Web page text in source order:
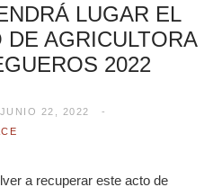
LUGAR EL
AGRICULTORA
2022
JUNIO 22, 2022
a recuperar este acto de